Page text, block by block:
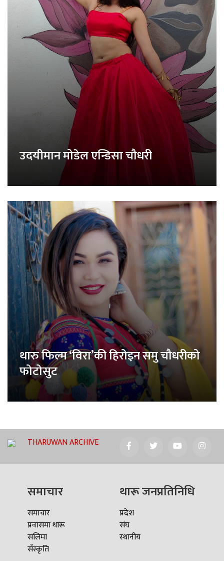
उदयीमान मोडेल एन्डिसा चौधरी
थारु फिल्म ‘विरा’की हिरोइन समु चौधरीको
फोटोसुट
THARUWAN ARCHIVE
समाचार
समाचार
प्रवासमा थारू
सलिमा
सँस्कृति
थारू जनप्रतिनिधि
प्रदेश
संघ
स्थानीय